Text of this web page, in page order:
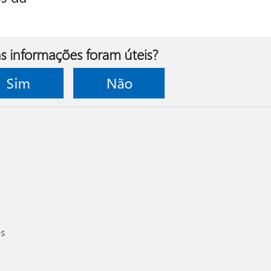
informações foram úteis?
Sim
Não